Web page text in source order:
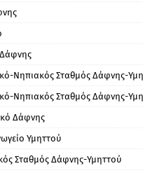
Νηπιακός Σταθμός Δάφνης-
Νηπιακός Σταθμός Δάφνης-
Δάφνης
Υμηττού
Σταθμός Δάφνης-Υμηττού